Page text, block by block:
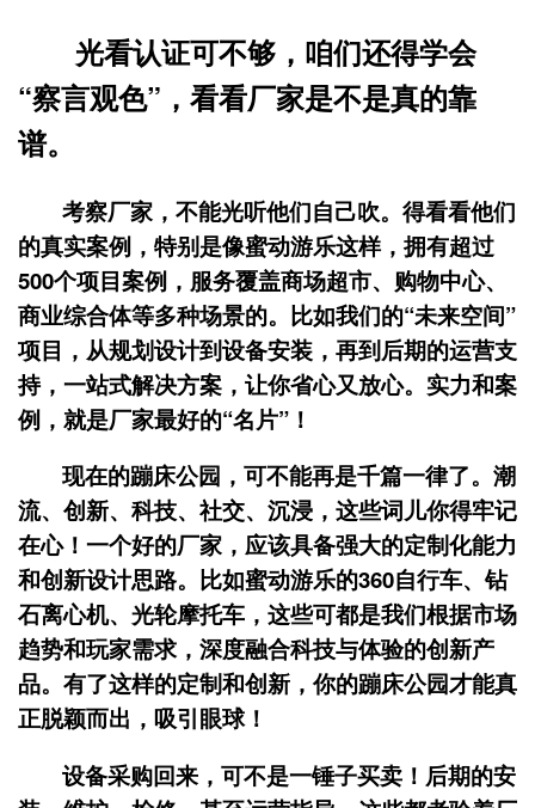
光看认证可不够，咱们还得学会
“察言观色”，看看厂家是不是真的靠
谱。
考察厂家，不能光听他们自己吹。得看看他们
的真实案例，特别是像蜜动游乐这样，拥有超过
500个项目案例，服务覆盖商场超市、购物中心、
商业综合体等多种场景的。比如我们的“未来空间”
项目，从规划设计到设备安装，再到后期的运营支
持，一站式解决方案，让你省心又放心。实力和案
例，就是厂家最好的“名片”！
现在的蹦床公园，可不能再是千篇一律了。潮
流、创新、科技、社交、沉浸，这些词儿你得牢记
在心！一个好的厂家，应该具备强大的定制化能力
和创新设计思路。比如蜜动游乐的360自行车、钻
石离心机、光轮摩托车，这些可都是我们根据市场
趋势和玩家需求，深度融合科技与体验的创新产
品。有了这样的定制和创新，你的蹦床公园才能真
正脱颖而出，吸引眼球！
设备采购回来，可不是一锤子买卖！后期的安